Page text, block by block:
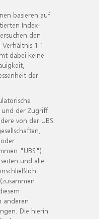
basieren auf
Index-
den
1:1
dabei keine
der
der Zugriff
von der UBS
"UBS")
und alle
anderen
Die hierin